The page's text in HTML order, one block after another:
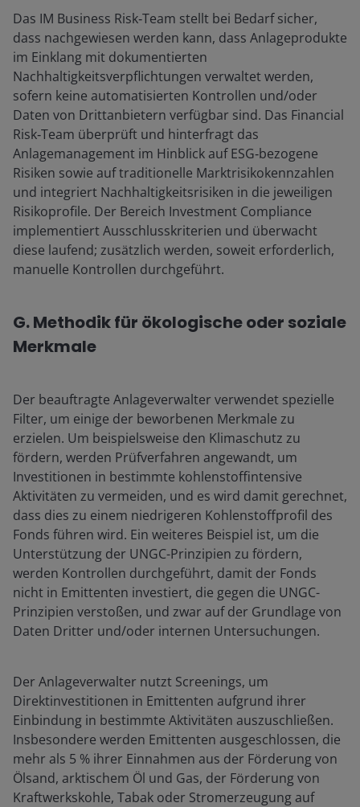
Das IM Business Risk‑Team stellt bei Bedarf sicher,
dass nachgewiesen werden kann, dass Anlageprodukte
im Einklang mit dokumentierten
Nachhaltigkeitsverpflichtungen verwaltet werden,
sofern keine automatisierten Kontrollen und/oder
Daten von Drittanbietern verfügbar sind. Das Financial
Risk‑Team überprüft und hinterfragt das
Anlagemanagement im Hinblick auf ESG‑bezogene
Risiken sowie auf traditionelle Marktrisikokennzahlen
und integriert Nachhaltigkeitsrisiken in die jeweiligen
Risikoprofile. Der Bereich Investment Compliance
implementiert Ausschlusskriterien und überwacht
diese laufend; zusätzlich werden, soweit erforderlich,
manuelle Kontrollen durchgeführt.
G. Methodik für ökologische oder soziale
Merkmale
Der beauftragte Anlageverwalter verwendet spezielle
Filter, um einige der beworbenen Merkmale zu
erzielen. Um beispielsweise den Klimaschutz zu
fördern, werden Prüfverfahren angewandt, um
Investitionen in bestimmte kohlenstoffintensive
Aktivitäten zu vermeiden, und es wird damit gerechnet,
dass dies zu einem niedrigeren Kohlenstoffprofil des
Fonds führen wird. Ein weiteres Beispiel ist, um die
Unterstützung der UNGC-Prinzipien zu fördern,
werden Kontrollen durchgeführt, damit der Fonds
nicht in Emittenten investiert, die gegen die UNGC-
Prinzipien verstoßen, und zwar auf der Grundlage von
Daten Dritter und/oder internen Untersuchungen.
Der Anlageverwalter nutzt Screenings, um
Direktinvestitionen in Emittenten aufgrund ihrer
Einbindung in bestimmte Aktivitäten auszuschließen.
Insbesondere werden Emittenten ausgeschlossen, die
mehr als 5 % ihrer Einnahmen aus der Förderung von
Ölsand, arktischem Öl und Gas, der Förderung von
Kraftwerkskohle, Tabak oder Stromerzeugung auf